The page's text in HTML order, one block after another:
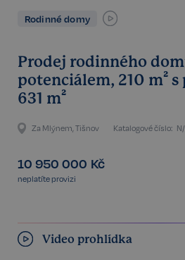
Rodinné domy
Prodej rodinného
potenciálem, 210 m² s
631 m²
Za Mlýnem, Tišnov Katalogové číslo:
10 950 000 Kč
neplatíte provizi
Video prohlídka